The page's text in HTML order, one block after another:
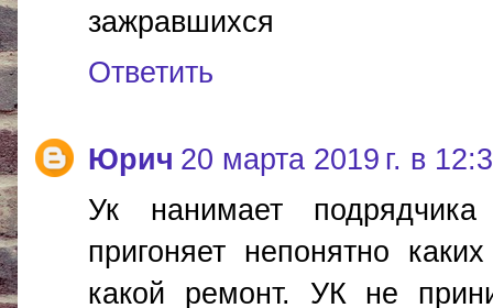
зажравшихся
Ответить
Юрич 20 марта 2019 г. в
Ук нанимает
пригоняет непонятно
какой ремонт. УК не